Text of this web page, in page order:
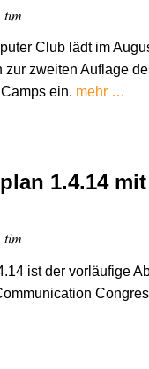
tim
Club lädt im
zur zweiten Auflage
ein. mehr …
1.4.14
tim
ist der vorläufige